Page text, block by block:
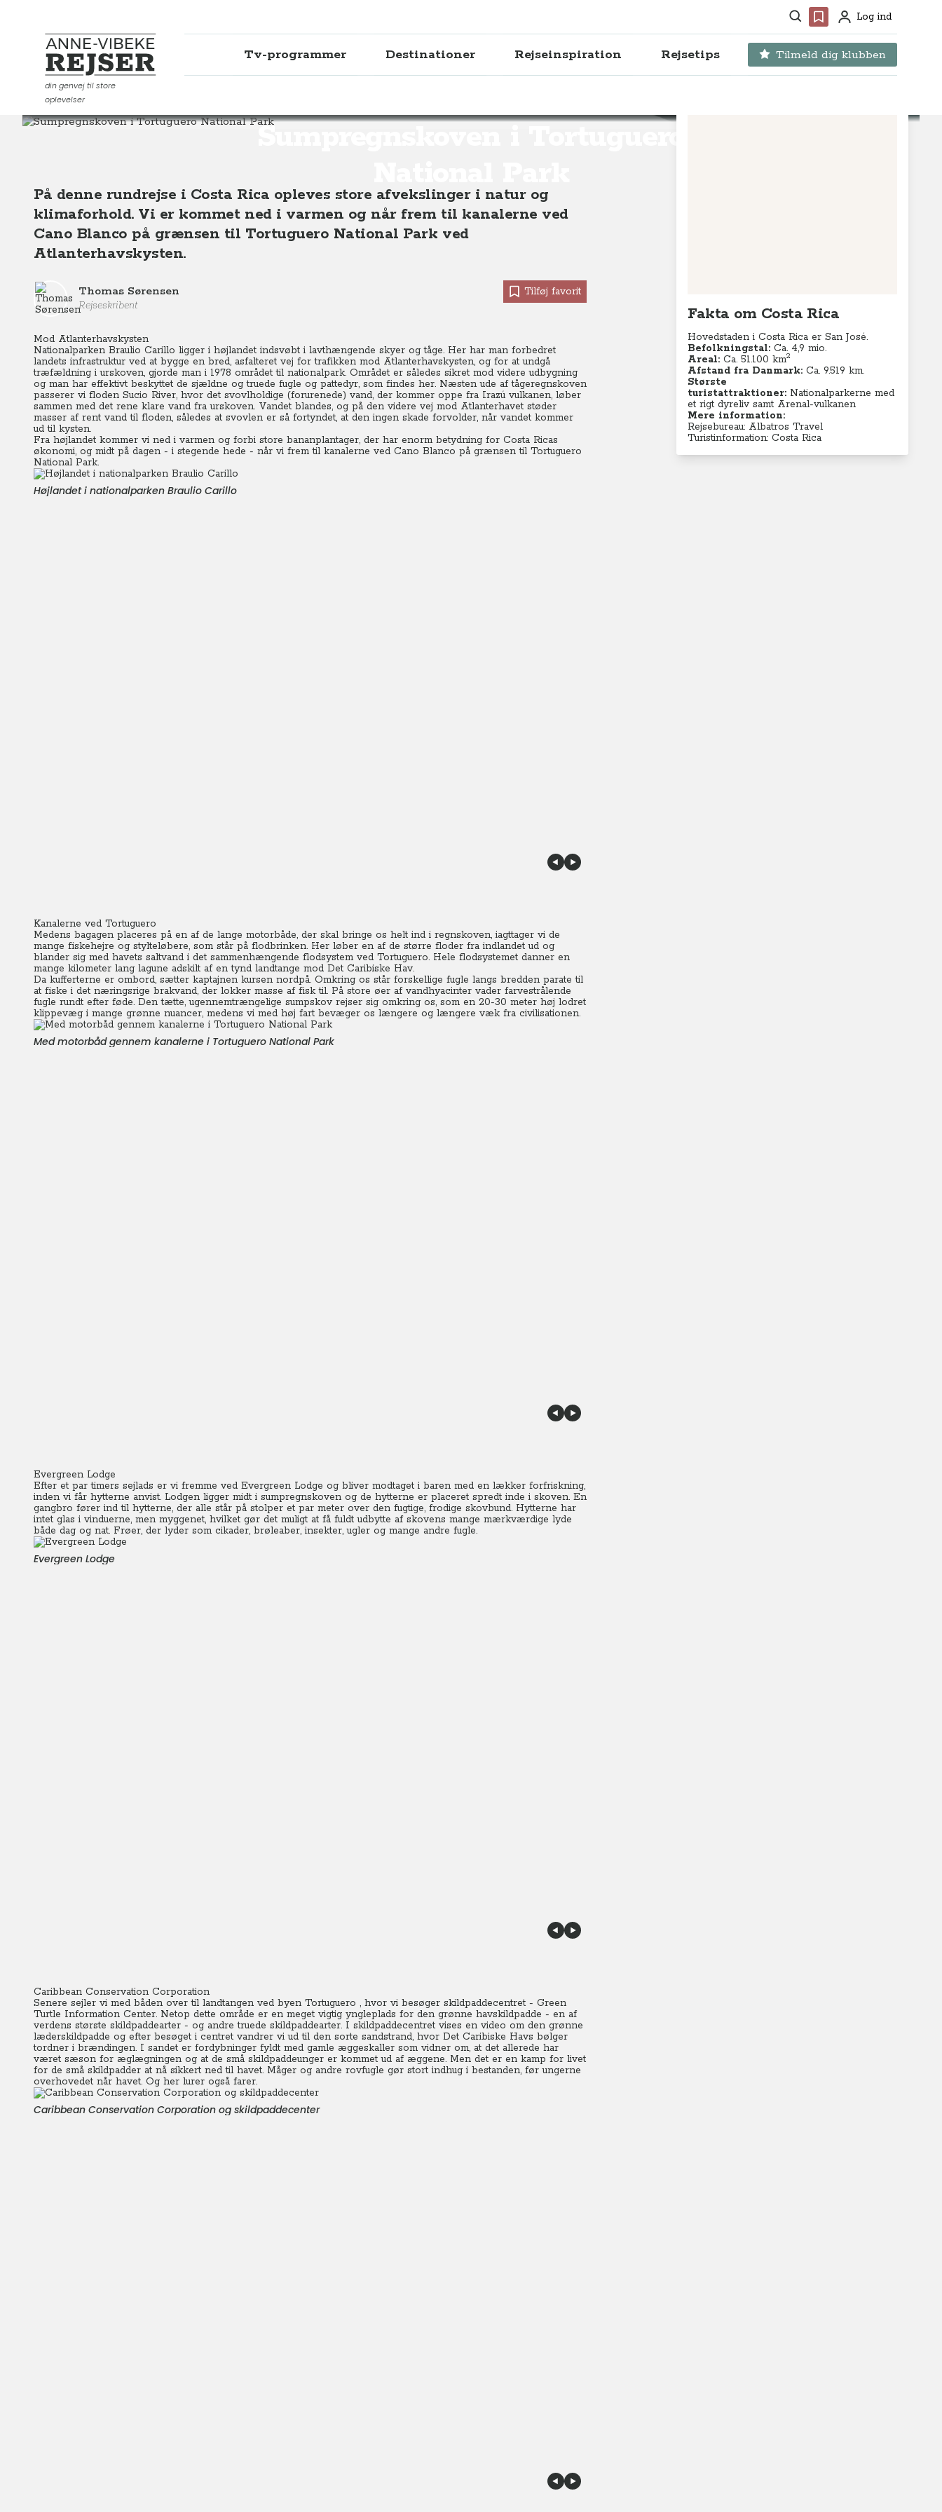
Søg Favoritter
ProfilLog ind
Anne-Vibeke Rejser
din genvej til store
oplevelser
Tv-programmer Destinationer Rejseinspiration Rejsetips Tilmeld dig klubben
Sumpregnskoven i Tortuguero
Destinationer
På denne rundrejse i Costa Rica opleves store afvekslinger i natur og
klimaforhold. Vi er kommet ned i varmen og når frem til kanalerne ved
Cano Blanco på grænsen til Tortuguero National Park ved
Atlanterhavskysten.
Thomas Sørensen
Rejseskribent
Tilføj favorit
Mod Atlanterhavskysten
Nationalparken Braulio Carillo ligger i højlandet indsvøbt i lavthængende skyer og tåge. Her har man forbedret
landets infrastruktur ved at bygge en bred, asfalteret vej for trafikken mod Atlanterhavskysten, og for at undgå
træfældning i urskoven, gjorde man i 1978 området til nationalpark. Området er således sikret mod videre udbygning
og man har effektivt beskyttet de sjældne og truede fugle og pattedyr, som findes her. Næsten ude af tågeregnskoven
passerer vi floden Sucio River, hvor det svovlholdige (forurenede) vand, der kommer oppe fra Irazú vulkanen, løber
sammen med det rene klare vand fra urskoven. Vandet blandes, og på den videre vej mod Atlanterhavet støder
masser af rent vand til floden, således at svovlen er så fortyndet, at den ingen skade forvolder, når vandet kommer
ud til kysten.
Fra højlandet kommer vi ned i varmen og forbi store bananplantager, der har enorm betydning for Costa Ricas
økonomi, og midt på dagen - i stegende hede - når vi frem til kanalerne ved Cano Blanco på grænsen til Tortuguero
National Park.
Højlandet i nationalparken Braulio Carillo
Kanalerne ved Tortuguero
Medens bagagen placeres på en af de lange motorbåde, der skal bringe os helt ind i regnskoven, iagttager vi de
mange fiskehejre og stylteløbere, som står på flodbrinken. Her løber en af de større floder fra indlandet ud og
blander sig med havets saltvand i det sammenhængende flodsystem ved Tortuguero. Hele flodsystemet danner en
mange kilometer lang lagune adskilt af en tynd landtange mod Det Caribiske Hav.
Da kufferterne er ombord, sætter kaptajnen kursen nordpå. Omkring os står forskellige fugle langs bredden parate til
at fiske i det næringsrige brakvand, der lokker masse af fisk til. På store øer af vandhyacinter vader farvestrålende
fugle rundt efter føde. Den tætte, ugennemtrængelige sumpskov rejser sig omkring os, som en 20-30 meter høj lodret
klippevæg i mange grønne nuancer, medens vi med høj fart bevæger os længere og længere væk fra civilisationen.
Med motorbåd gennem kanalerne i Tortuguero National Park
Evergreen Lodge
Efter et par timers sejlads er vi fremme ved Evergreen Lodge og bliver modtaget i baren med en lækker forfriskning,
inden vi får hytterne anvist. Lodgen ligger midt i sumpregnskoven og de hytterne er placeret spredt inde i skoven. En
gangbro fører ind til hytterne, der alle står på stolper et par meter over den fugtige, frodige skovbund. Hytterne har
intet glas i vinduerne, men myggenet, hvilket gør det muligt at få fuldt udbytte af skovens mange mærkværdige lyde
både dag og nat. Frøer, der lyder som cikader, brøleaber, insekter, ugler og mange andre fugle.
Evergreen Lodge
Caribbean Conservation Corporation
Senere sejler vi med båden over til landtangen ved byen Tortuguero , hvor vi besøger skildpaddecentret - Green
Turtle Information Center. Netop dette område er en meget vigtig yngleplads for den grønne havskildpadde - en af
verdens største skildpaddearter - og andre truede skildpaddearter. I skildpaddecentret vises en video om den grønne
læderskildpadde og efter besøget i centret vandrer vi ud til den sorte sandstrand, hvor Det Caribiske Havs bølger
tordner i brændingen. I sandet er fordybninger fyldt med gamle æggeskaller som vidner om, at det allerede har
været sæson for æglægningen og at de små skildpaddeunger er kommet ud af æggene. Men det er en kamp for livet
for de små skildpadder at nå sikkert ned til havet. Måger og andre rovfugle gør stort indhug i bestanden, før ungerne
overhovedet når havet. Og her lurer også farer.
Caribbean Conservation Corporation og skildpaddecenter
Fakta om Costa Rica
Hovedstaden i Costa Rica er San José.
Befolkningstal: Ca. 4,9 mio.
Areal: Ca. 51.100 km2
Afstand fra Danmark: Ca. 9.519 km.
Største
turistattraktioner: Nationalparkerne med
et rigt dyreliv samt Arenal-vulkanen
Mere information:
Rejsebureau: Albatros Travel
Turistinformation: Costa Rica